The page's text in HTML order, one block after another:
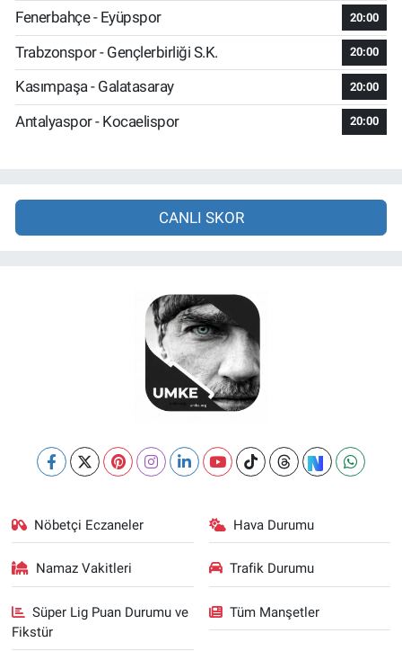
Fenerbahçe - Eyüpspor 20:00
Trabzonspor - Gençlerbirliği S.K. 20:00
Kasımpaşa - Galatasaray 20:00
Antalyaspor - Kocaelispor 20:00
CANLI SKOR
Nöbetçi Eczaneler Hava Durumu
Namaz Vakitleri Trafik Durumu
Süper Lig Puan Durumu ve
Fikstür
Tüm Manşetler